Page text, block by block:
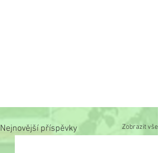
Nejnovější příspěvky Zobrazit vše